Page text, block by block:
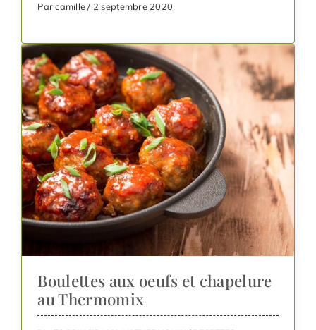
Par camille / 2 septembre 2020
Boulettes aux oeufs et chapelure
au Thermomix